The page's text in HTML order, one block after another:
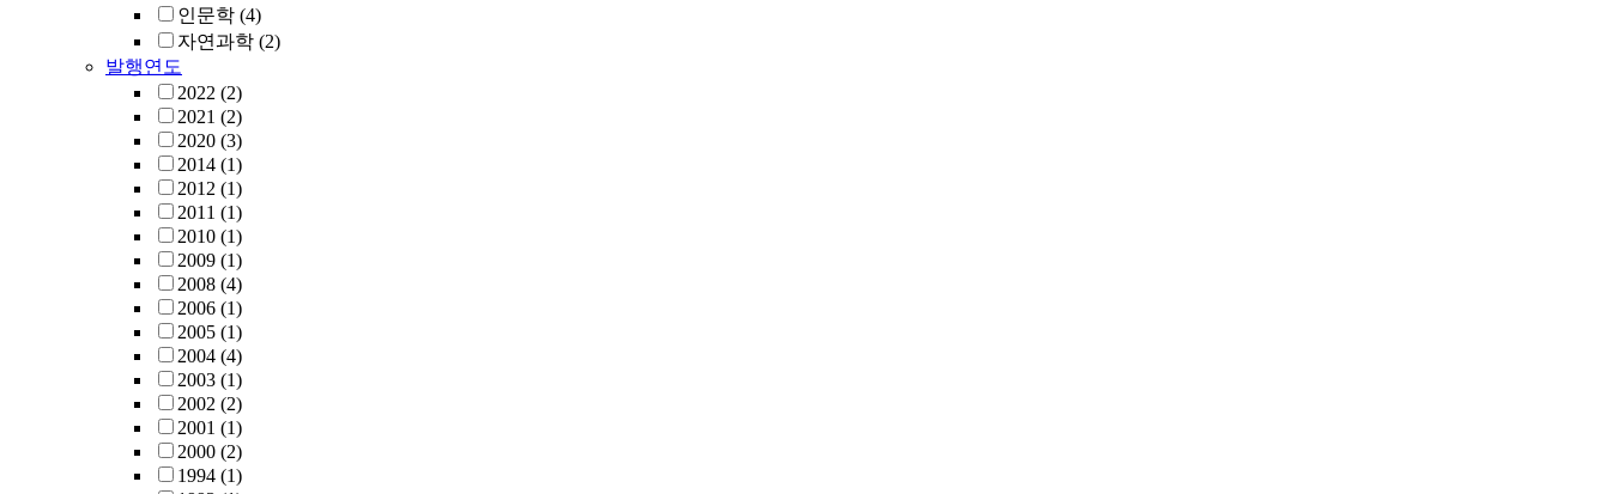
인문학 (4)
자연과학 (2)
발행연도
2022 (2)
2021 (2)
2020 (3)
2014 (1)
2012 (1)
2011 (1)
2010 (1)
2009 (1)
2008 (4)
2006 (1)
2005 (1)
2004 (4)
2003 (1)
2002 (2)
2001 (1)
2000 (2)
1994 (1)